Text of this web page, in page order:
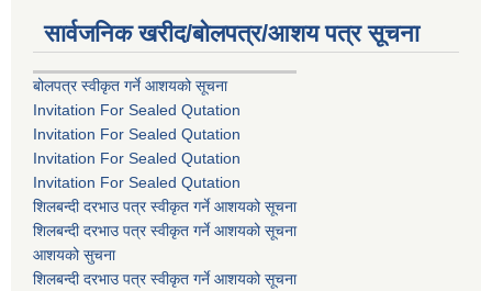
सार्वजनिक खरीद/बोलपत्र/आशय पत्र सूचना
बोलपत्र स्वीकृत गर्ने आशयको सूचना
Invitation For Sealed Qutation
Invitation For Sealed Qutation
Invitation For Sealed Qutation
Invitation For Sealed Qutation
शिलबन्दी दरभाउ पत्र स्वीकृत गर्ने आशयको सूचना
शिलबन्दी दरभाउ पत्र स्वीकृत गर्ने आशयको सूचना
आशयको सुचना
शिलबन्दी दरभाउ पत्र स्वीकृत गर्ने आशयको सूचना